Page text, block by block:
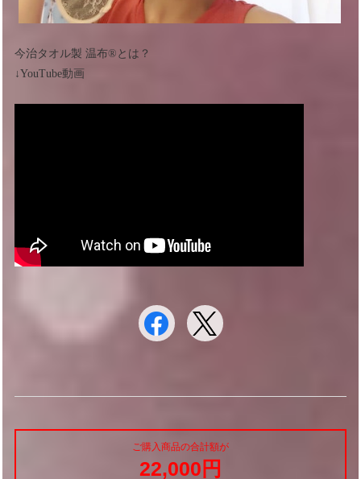
今治タオル製 温布®︎とは？
↓YouTube動画
ご購入商品の合計額が
22,000円